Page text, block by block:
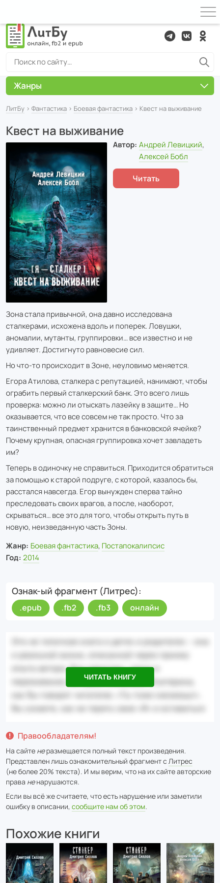
ЛитБу › Фантастика › Боевая фантастика › Квест на выживание
Квест на выживание
Автор: Андрей Левицкий,
Алексей Бобл
Читать
Зона стала привычной, она давно исследована
сталкерами, исхожена вдоль и поперек. Ловушки,
аномалии, мутанты, группировки… все известно и не
удивляет. Достигнуто равновесие сил.
Но что-то происходит в Зоне, неуловимо меняется.
Егора Атилова, сталкера с репутацией, нанимают, чтобы
ограбить первый сталкерский банк. Это всего лишь
проверка: можно ли отыскать лазейку в защите… Но
оказывается, что все совсем не так просто. Что за
таинственный предмет хранится в банковской ячейке?
Почему крупная, опасная группировка хочет завладеть
им?
Теперь в одиночку не справиться. Приходится обратиться
за помощью к старой подруге, с которой, казалось бы,
расстался навсегда. Егор вынужден сперва тайно
преследовать своих врагов, а после, наоборот,
скрываться… все это для того, чтобы открыть путь в
новую, неизведанную часть Зоны.
Жанр: Боевая фантастика, Постапокалипсис
Год: 2014
Ознак-ый фрагмент (Литрес)
.epub .fb2 .fb3 онлайн
ЧИТАТЬ КНИГУ
Правообладателям!
На сайте неразмещается полный текст произведения.
Представлен лишь ознакомительный фрагмент с Литрес
(не более 20% текста). И мы верим, что на их сайте авторские
права ненарушаются.
Если вы всё же считаете, что есть нарушение или заметили
ошибку в описании, сообщите нам об этом.
Похожие книги
Жанры